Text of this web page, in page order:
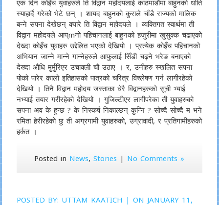
एक दिन कोइँच युवाहरुले ति विद्वान महोदयलाई काठमाडौंमा बाहुनको धोति
स्याहार्दै गरेको भेटे छन् । शायद बाहुनको कुराले चाँडै राज्यको मालिक
बन्ने सपना देखेछन् क्यारे ति विद्वान महोदयले । व्यक्तिगत स्वार्थमा ती
विद्वान महोदयले आप्mनो पहिचानलाई बाहुनको हजुरीमा खुसुक्क चढाएको
देख्दा कोइँच युवाहरु उद्देलित भएको देखियो । प्रत्येक कोइँच पहिचानको
अभियान जान्ने मान्ने गान्नेहरुले आफुलाई सिँडी चढ्ने भरेङ बनाएको
देख्दा औधि मुर्मुरिएर उचाक्ली चौ उठाए । र, उनीहरु स्खलित सपना
पोको पारेर कालो इतिहासको पात्रको चरित्र विश्लेषण गर्न लागीरहेको
देखियो । तिनै विद्वान महोदय जस्ताका धेरै विद्वानहरुको सूची भ्याई
नभ्याई तयार गरीरहेको देखियो । गुजिल्टीएर लागीपरेका ती युवाहरुको
सपना अव के हुन्छ ? के निस्कर्ष निकाल्छन् कुन्नि ? सोच्दै सोच्दै म भने
रमिता हेरीरहेको छु ती अग्रगामी युवाहरुको, उग्रावादी, र प्रतिगामीहरुको
हर्कत ।
Posted in News,Stories | No Comments »
POSTED BY: UTTAM KAATICH | ON JANUARY 11,